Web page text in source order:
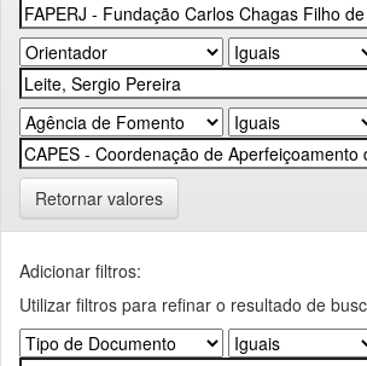
Retornar valores
Adicionar filtros:
Utilizar filtros para refinar o resultado de